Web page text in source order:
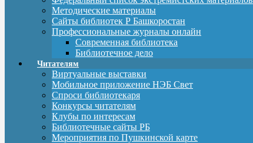
Методические материалы
Сайты библиотек Р Башкоростан
Профессиональные журналы онлайн
Современная библиотека
Библиотечное дело
Читателям
Виртуальные выставки
Мобильное приложение НЭБ Свет
Спроси библиотекаря
Конкурсы читателям
Клубы по интересам
Библиотечные сайты РБ
Мероприятия по Пушкинской карте